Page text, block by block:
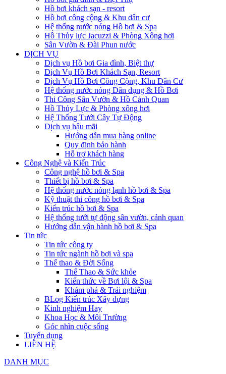
Hồ bơi khách sạn - resort
Hồ bơi công cộng & Khu dân cư
Hệ thống nước nóng Hồ bơi & Spa
Hồ Thủy lực Jacuzzi & Phòng Xông hơi
Sân Vườn & Đài Phun nước
DỊCH VỤ
Dịch vụ Hồ bơi Gia đình, Biệt thự
Dịch Vụ Hồ Bơi Khách Sạn, Resort
Dịch Vụ Hồ Bơi Công Cộng, Khu Dân Cư
Hệ thống nước nóng Dân dụng & Hồ Bơi
Thi Công Sân Vườn & Hồ Cảnh Quan
Hồ Thủy Lực & Phòng xông hơi
Hệ Thống Tưới Cây Tự Động
Dịch vụ hậu mãi
Hướng dẫn mua hàng online
Quy định bảo hành
Hỗ trợ khách hàng
Công Nghệ và Kiến Trúc
Công nghệ hồ bơi & Spa
Thiết bị hồ bơi & Spa
Hệ thống nước nóng lạnh hồ bơi & Spa
Kỹ thuật thi công hồ bơi & Spa
Kiến trúc hồ bơi & Spa
Hệ thống tưới tự động sân vườn, cảnh quan
Hướng dẫn vận hành hồ bơi & Spa
Tin tức
Tin tức công ty
Tin tức ngành hồ bơi và spa
Thể thao & Đời Sống
Thể Thao & Sức khỏe
Kiến thức về Bơi lội & Spa
Khám phá & Trải nghiệm
BLog Kiến trúc Xây dựng
Kinh nghiệm Hay
Khoa Học & Môi Trường
Góc nhìn cuộc sống
Tuyển dụng
LIÊN HỆ
DANH MỤC